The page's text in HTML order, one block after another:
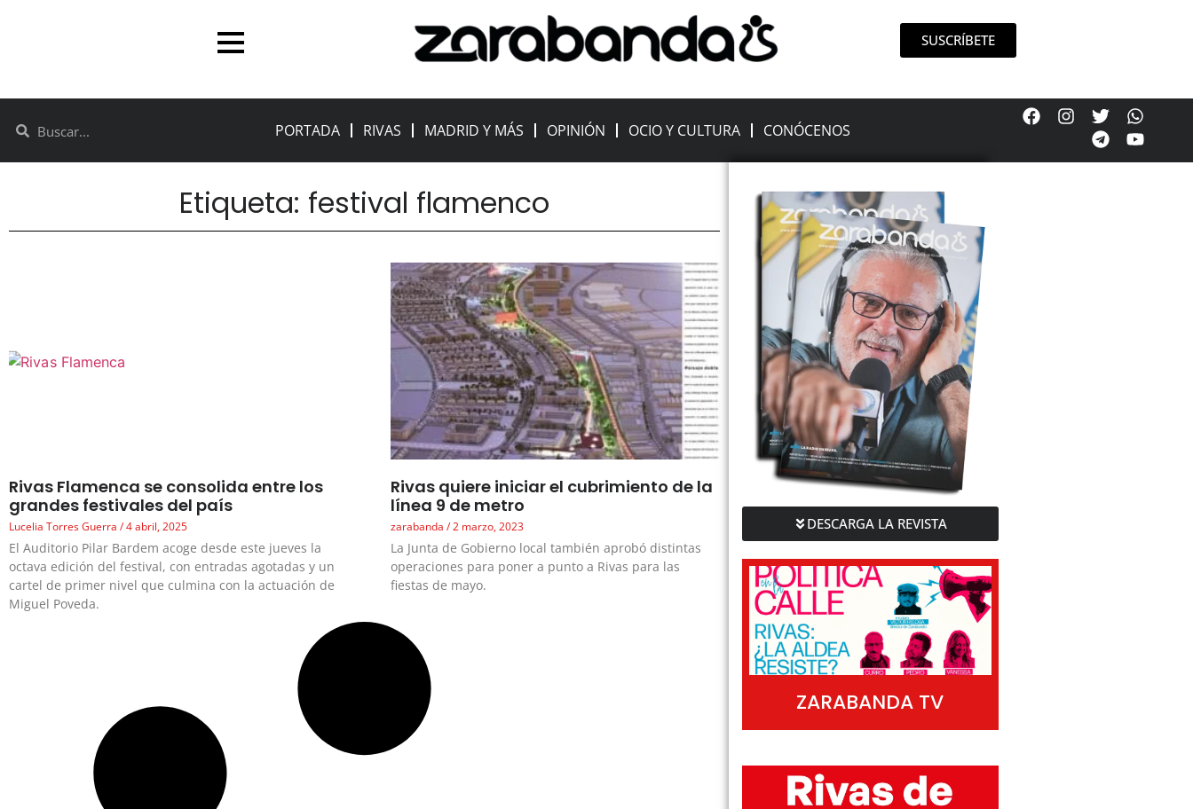
SUSCRÍBETE
PORTADA RIVAS MADRID Y MÁS OPINIÓN OCIO Y CULTURA CONÓCENOS
Etiqueta: festival flamenco
Rivas Flamenca se consolida entre los
grandes festivales del país
Lucelia Torres Guerra 4 abril, 2025
El Auditorio Pilar Bardem acoge desde este jueves la
octava edición del festival, con entradas agotadas y un
cartel de primer nivel que culmina con la actuación de
Miguel Poveda.
Rivas quiere iniciar el cubrimiento de la
línea 9 de metro
zarabanda 2 marzo, 2023
La Junta de Gobierno local también aprobó distintas
operaciones para poner a punto a Rivas para las
fiestas de mayo.
DESCARGA LA REVISTA
ZARABANDA TV